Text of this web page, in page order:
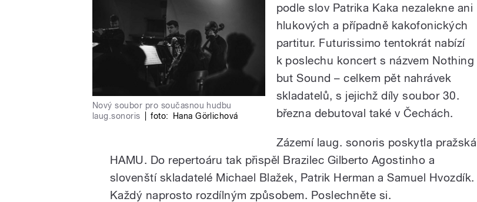
Nový soubor pro současnou hudbu
laug.sonoris
foto: Hana Görlichová
podle slov Patrika Kaka nezalekne ani
hlukových a případně kakofonických
partitur. Futurissimo tentokrát nabízí
k poslechu koncert s názvem Nothing
but Sound – celkem pět nahrávek
skladatelů, s jejichž díly soubor 30.
března debutoval také v Čechách.
Zázemí laug. sonoris poskytla pražská
HAMU. Do repertoáru tak přispěl Brazilec Gilberto Agostinho a
slovenští skladatelé Michael Blažek, Patrik Herman a Samuel Hvozdík.
Každý naprosto rozdílným způsobem. Poslechněte si.